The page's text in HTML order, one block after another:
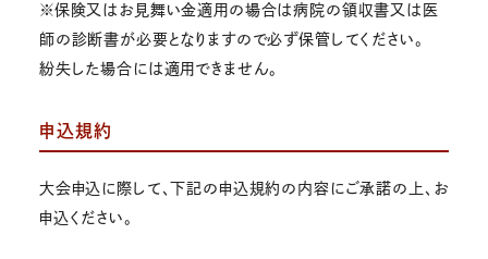
※保険又はお見舞い金適用の場合は病院の領収書又は医
師の診断書が必要となりますので必ず保管してください。
紛失した場合には適用できません。
申込規約
大会申込に際して、下記の申込規約の内容にご承諾の上、お
申込ください。